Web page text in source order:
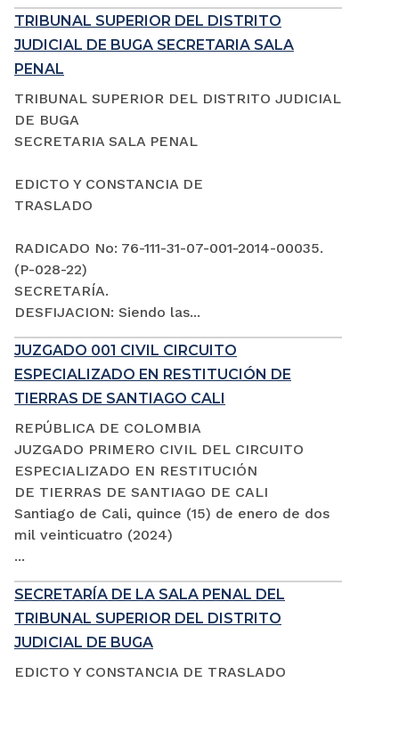
TRIBUNAL SUPERIOR DEL DISTRITO
JUDICIAL DE BUGA SECRETARIA SALA
PENAL
TRIBUNAL SUPERIOR DEL DISTRITO JUDICIAL
DE BUGA
SECRETARIA SALA PENAL
EDICTO Y CONSTANCIA DE
TRASLADO
RADICADO No: 76-111-31-07-001-2014-00035.
(P-028-22)
SECRETARÍA.
DESFIJACION: Siendo las...
JUZGADO 001 CIVIL CIRCUITO
ESPECIALIZADO EN RESTITUCIÓN DE
TIERRAS DE SANTIAGO CALI
REPÚBLICA DE COLOMBIA
JUZGADO PRIMERO CIVIL DEL CIRCUITO
ESPECIALIZADO EN RESTITUCIÓN
DE TIERRAS DE SANTIAGO DE CALI
Santiago de Cali, quince (15) de enero de dos
mil veinticuatro (2024)
...
SECRETARÍA DE LA SALA PENAL DEL
TRIBUNAL SUPERIOR DEL DISTRITO
JUDICIAL DE BUGA
EDICTO Y CONSTANCIA DE TRASLADO